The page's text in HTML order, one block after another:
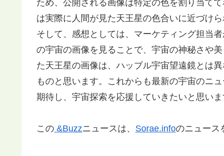
ため、公開される画像は特定の色を割り当て
は実際に人間が見た天王星の色合いに近づけら
そして、感想としては、マーケティング担当
の宇宙の画像を見ることで、宇宙の神秘さや
た天王星の画像は、ハッブル宇宙望遠鏡とは
ものと思います。これからも最新の宇宙のニ
期待し、宇宙探索を応援していきたいと思いま
この &Buzzニュースは、 Sorae.infoのニュース